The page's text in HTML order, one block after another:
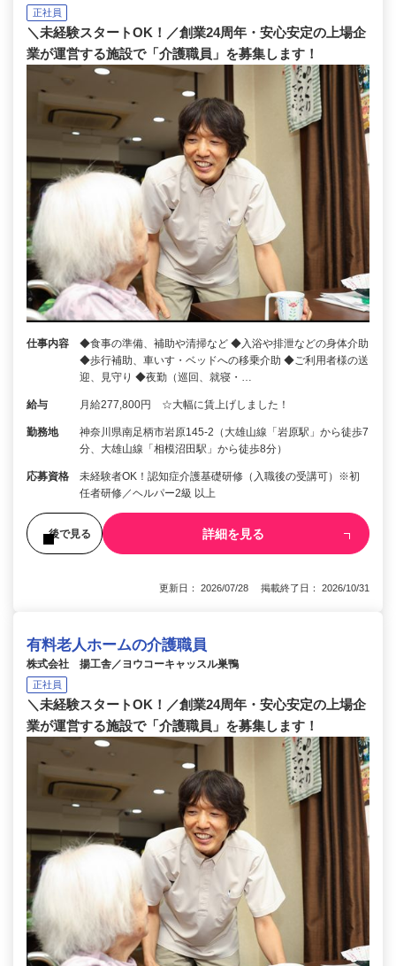
正社員
＼未経験スタートOK！／創業24周年・安心安定の上場企
業が運営する施設で「介護職員」を募集します！
仕事内容
◆食事の準備、補助や清掃など ◆入浴や排泄などの身体介助
◆歩行補助、車いす・ベッドへの移乗介助 ◆ご利用者様の送
迎、見守り ◆夜勤（巡回、就寝・…
給与 月給277,800円 ☆大幅に賃上げしました！
勤務地
神奈川県南足柄市岩原145-2（大雄山線「岩原駅」から徒歩7
分、大雄山線「相模沼田駅」から徒歩8分）
応募資格
未経験者OK！認知症介護基礎研修（入職後の受講可）※初
任者研修／ヘルパー2級 以上
後で見る 詳細を見る
更新日： 2026/07/28 掲載終了日： 2026/10/31
有料老人ホームの介護職員
株式会社 揚工舎／ヨウコーキャッスル巣鴨
正社員
＼未経験スタートOK！／創業24周年・安心安定の上場企
業が運営する施設で「介護職員」を募集します！